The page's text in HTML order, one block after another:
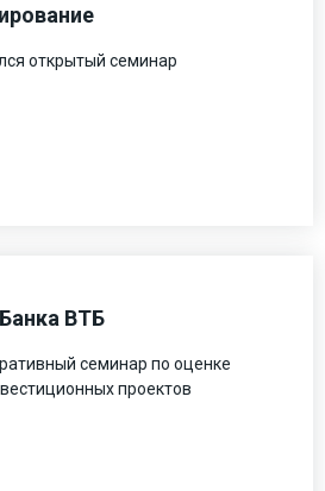
открытый семинар
ВТБ
семинар по оценке
проектов